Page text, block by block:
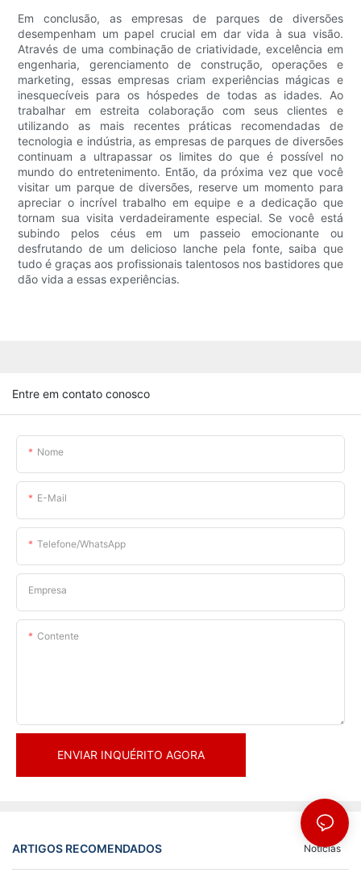
Em conclusão, as empresas de parques de diversões
desempenham um papel crucial em dar vida à sua visão.
Através de uma combinação de criatividade, excelência em
engenharia, gerenciamento de construção, operações e
marketing, essas empresas criam experiências mágicas e
inesquecíveis para os hóspedes de todas as idades. Ao
trabalhar em estreita colaboração com seus clientes e
utilizando as mais recentes práticas recomendadas de
tecnologia e indústria, as empresas de parques de diversões
continuam a ultrapassar os limites do que é possível no
mundo do entretenimento. Então, da próxima vez que você
visitar um parque de diversões, reserve um momento para
apreciar o incrível trabalho em equipe e a dedicação que
tornam sua visita verdadeiramente especial. Se você está
subindo pelos céus em um passeio emocionante ou
desfrutando de um delicioso lanche pela fonte, saiba que
tudo é graças aos profissionais talentosos nos bastidores que
dão vida a essas experiências.
Entre em contato conosco
Nome
E-Mail
Telefone/WhatsApp
Empresa
Contente
ENVIAR INQUÉRITO AGORA
ARTIGOS RECOMENDADOS Notícias